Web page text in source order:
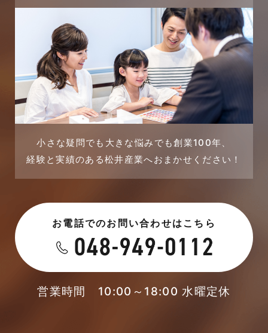
市民リフォームサービス
店舗・テナント施工事例
戸建賃貸住宅活用事例
採用情報
未分類
未分類
本店-ブログ
東武スカイツリーライン
2023年12月
2023年11月
2023年10月
2023年9月
2023年7月
2023年5月
2023年4月
2023年3月
小さな疑問でも大きな悩みでも創業100年、
経験と実績のある松井産業へおまかせください！
お電話でのお問い合わせはこちら
営業時間 10:00～18:00 水曜定休